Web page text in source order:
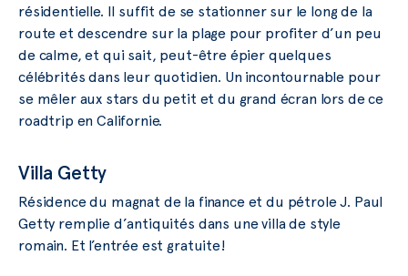
résidentielle. Il suffit de se stationner sur le long de la
route et descendre sur la plage pour profiter d’un peu
de calme, et qui sait, peut-être épier quelques
célébrités dans leur quotidien. Un incontournable pour
se mêler aux stars du petit et du grand écran lors de ce
roadtrip en Californie.
Villa Getty
Résidence du magnat de la finance et du pétrole J. Paul
Getty remplie d’antiquités dans une villa de style
romain. Et l’entrée est gratuite!